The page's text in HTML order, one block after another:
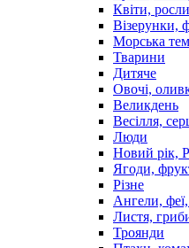
Квіти,
Візерунки,
Морська
Тварини
Дитяче
Овочі,
Великдень
Весілля,
Люди
Новий рік,
Ягоди,
Різне
Ангели, феї,
Листя,
Троянди